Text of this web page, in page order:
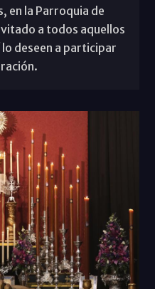
en la Parroquia de
a todos aquellos
deseen a participar